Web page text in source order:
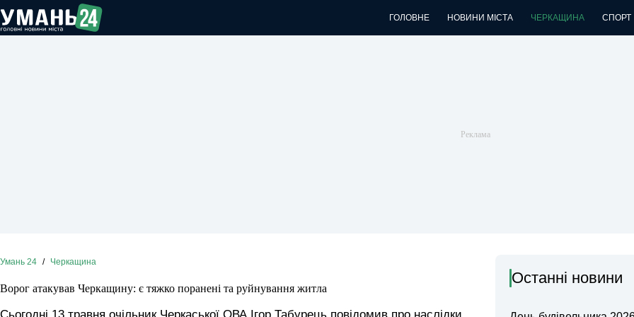
до
вмісту
ГОЛОВНЕ НОВИНИ МІСТА ЧЕРКАЩИНА СПОРТ
Умань 24 / Черкащина
Ворог атакував Черкащину: є тяжко поранені та руйнування житла
Останні новини